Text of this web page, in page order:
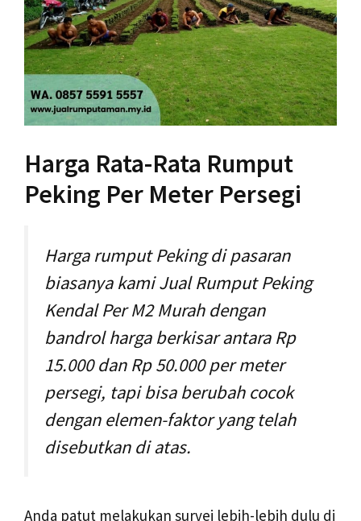
Harga Rata-Rata Rumput
Peking Per Meter Persegi
Harga rumput Peking di pasaran
biasanya kami Jual Rumput Peking
Kendal Per M2 Murah dengan
bandrol harga berkisar antara Rp
15.000 dan Rp 50.000 per meter
persegi, tapi bisa berubah cocok
dengan elemen-faktor yang telah
disebutkan di atas.
Anda patut melakukan survei lebih-lebih dulu di